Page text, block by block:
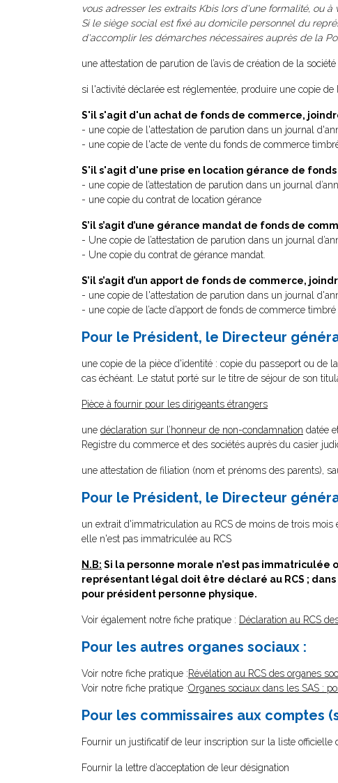
vous adresser les extraits Kbis lors d'une formalité, ou
Si le siège social est fixé au domicile personnel du
d'accomplir les démarches nécessaires auprès de la
une attestation de parution de l’avis de création de la
si l'activité déclarée est réglementée, produire une copie
S'il s'agit d'un achat de fonds de commerce,
- une copie de l'attestation de parution dans un journal
- une copie de l'acte de vente du fonds de commerce
S'il s'agit d'une prise en location gérance de
- une copie de l’attestation de parution dans un journal
- une copie du contrat de location gérance
S’il s’agit d’une gérance mandat de fonds de
- Une copie de l’attestation de parution dans un journal
- Une copie du contrat de gérance mandat.
S’il s’agit d’un apport de fonds de commerce,
- une copie de l'attestation de parution dans un journal
- une copie de l’acte d’apport de fonds de commerce
Pour le Président, le Directeur
une copie de la pièce d'identité : copie du passeport ou de
cas échéant. Le statut porté sur le titre de séjour de son
Pièce à fournir pour les dirigeants étrangers
une déclaration sur l’honneur de non-condamnation datée
Registre du commerce et des sociétés auprès du casier
une attestation de filiation (nom et prénoms des parents),
Pour le Président, le Directeur
un extrait d'immatriculation au RCS de moins de trois
elle n'est pas immatriculée au RCS
N.B: Si la personne morale n’est pas immatriculée
représentant légal doit être déclaré au RCS ;
pour président personne physique.
Voir également notre fiche pratique : Déclaration au RCS
Pour les autres organes sociaux :
Voir notre fiche pratique :Révélation au RCS des organes
Voir notre fiche pratique :Organes sociaux dans les SAS :
Pour les commissaires aux comptes
Fournir un justificatif de leur inscription sur la liste
Fournir la lettre d’acceptation de leur désignation